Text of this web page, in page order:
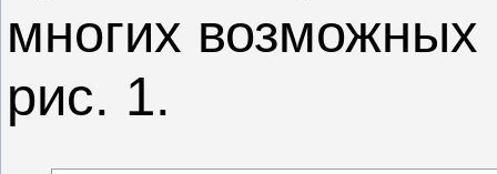
многих возможных
рис. 1.